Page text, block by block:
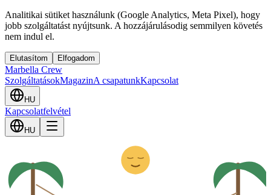
Analitikai sütiket használunk (Google Analytics, Meta Pixel), hogy
jobb szolgáltatást nyújtsunk. A hozzájárulásodig semmilyen követés
nem indul el.
Elutasítom Elfogadom
Marbella Crew
SzolgáltatásokMagazinA csapatunkKapcsolat
HU
Kapcsolatfelvétel
HU